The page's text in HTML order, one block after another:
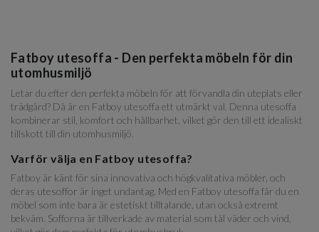
Fatboy utesoffa - Den perfekta möbeln för din
utomhusmiljö
Letar du efter den perfekta möbeln för att förvandla din uteplats eller
trädgård? Då är en Fatboy utesoffa ett utmärkt val. Denna utesoffa
kombinerar stil, komfort och hållbarhet, vilket gör den till ett idealiskt
tillskott till din utomhusmiljö.
Varför välja en Fatboy utesoffa?
Fatboy är känt för sina innovativa och högkvalitativa möbler, och
deras utesoffor är inget undantag. Med en Fatboy utesoffa får du en
möbel som inte bara är estetiskt tilltalande, utan också extremt
bekväm. Sofforna är tillverkade av material som tål väder och vind,